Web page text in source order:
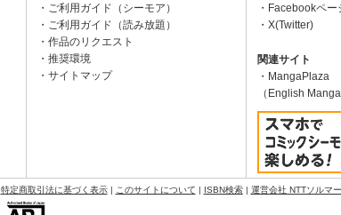
ご利用ガイド（シーモア）
ご利用ガイド（読み放題）
作品のリクエスト
推奨環境
サイトマップ
Facebookペー
X(Twitter)
関連サイト
MangaPlaza
（English Manga
特定商取引法に基づく表示| このサイトについて | ISBN検索| 運営会社 NTTソルマ